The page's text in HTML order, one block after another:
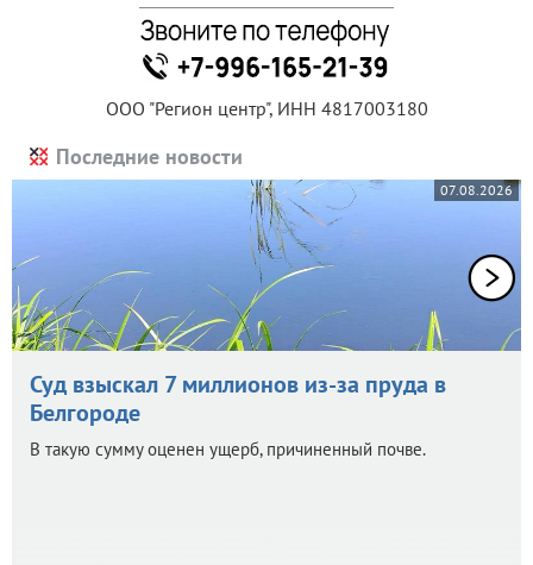
ООО "Регион центр", ИНН 4817003180
Последние новости
07.08.2026
Суд взыскал 7 миллионов из-за пруда в
Белгороде
В такую сумму оценен ущерб, причиненный почве.